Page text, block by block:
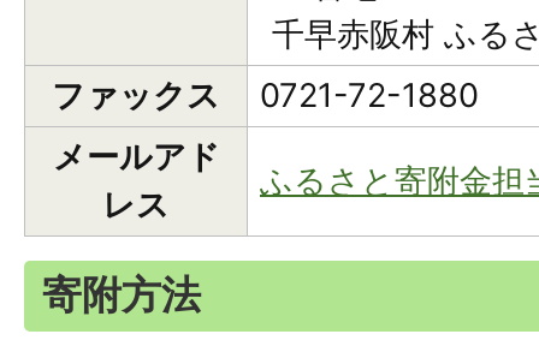
千早赤阪村 ふる
ファックス
0721-72-1880
メールアド
レス
ふるさと寄附金担
寄附方法